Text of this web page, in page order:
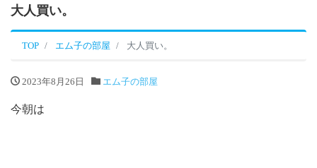
大人買い。
TOP エム子の部屋 大人買い。
2023年8月26日 エム子の部屋
今朝は